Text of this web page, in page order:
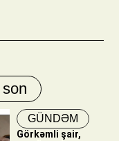
GÜNDƏM
Görkəmli şair,